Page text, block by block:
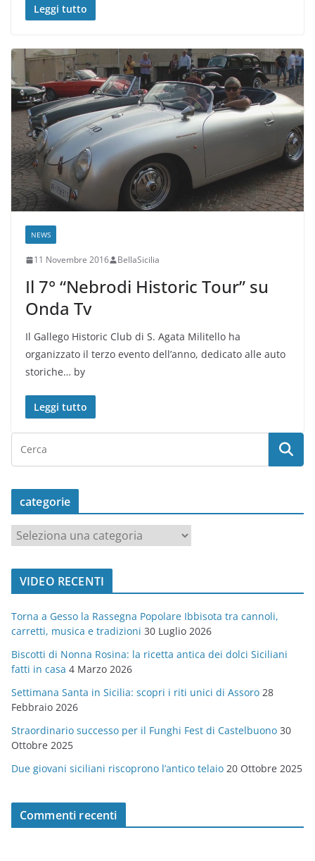
Leggi tutto
NEWS
11 Novembre 2016 BellaSicilia
Il 7° “Nebrodi Historic Tour” su
Onda Tv
Il Gallego Historic Club di S. Agata Militello ha
organizzato il terzo evento dell’anno, dedicato alle auto
storiche… by
Leggi tutto
categorie
t
o
r
i
e
VIDEO RECENTI
Torna a Gesso la Rassegna Popolare Ibbisota tra cannoli,
carretti, musica e tradizioni 30 Luglio 2026
Biscotti di Nonna Rosina: la ricetta antica dei dolci Siciliani
fatti in casa 4 Marzo 2026
Settimana Santa in Sicilia: scopri i riti unici di Assoro 28
Febbraio 2026
Straordinario successo per il Funghi Fest di Castelbuono 30
Ottobre 2025
Due giovani siciliani riscoprono l’antico telaio 20 Ottobre 2025
Commenti recenti